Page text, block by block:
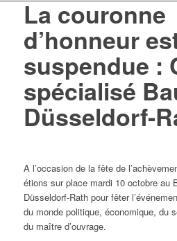
La couronne
d’honneur
suspendue :
spécialisé
Düsseldorf-
A l’occasion de la fête de
étions sur place mardi 10 octobre au
Düsseldorf-Rath pour fêter
du monde politique, économique, du
du maître d’ouvrage.